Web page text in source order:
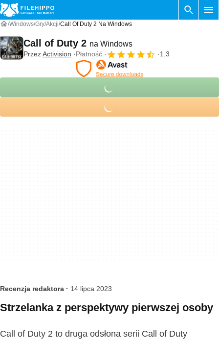
Windows Gry Akcji Call Of Duty 2 Na Windows
Call of Duty 2 na Windows
PrzezActivision Płatność 1.3
Recenzja redaktora · 14 lipca 2023
Strzelanka z perspektywy pierwszej osoby
Call of Duty 2 to druga odsłona serii Call of Duty